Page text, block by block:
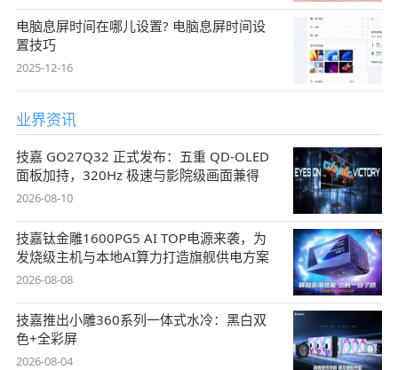
电脑息屏时间在哪儿设置? 电脑息屏时间设
置技巧
2025-12-16
业界资讯
技嘉 GO27Q32 正式发布：五重 QD-OLED
面板加持，320Hz 极速与影院级画面兼得
2026-08-10
技嘉钛金雕1600PG5 AI TOP电源来袭，为
发烧级主机与本地AI算力打造旗舰供电方案
2026-08-08
技嘉推出小雕360系列一体式水冷：黑白双
色+全彩屏
2026-08-04